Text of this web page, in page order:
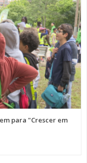
para "Crescer em